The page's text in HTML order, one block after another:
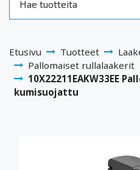
Etusivu Tuotteet
Pallomaiset rullalaakerit
10X22211EAKW33EE
kumisuojattu